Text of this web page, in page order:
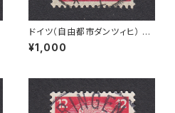
ドイツ（自由都市ダンツィヒ） 6
Ｍ Mi#106 使用済み切手｜ZO
PPOT 21.10.1922
¥1,000